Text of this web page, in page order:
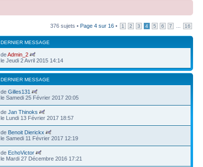
376 sujets • Page 4 sur 16 • 1 2 3 4 5 6 7 16
DERNIER MESSAGE
deAdmin_2
le Jeudi 2 Avril 2015 14:14
DERNIER MESSAGE
deGilles131
le Samedi 25 Février 2017 20:05
deJan Thinoks
le Lundi 13 Février 2017 18:57
de Benoit Dierickx
le Samedi 11 Février 2017 12:19
de EchoVictor
le Mardi 27 Décembre 2016 17:21